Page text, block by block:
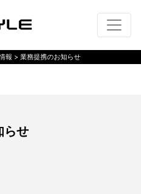
報 > 業務提携のお知らせ
らせ